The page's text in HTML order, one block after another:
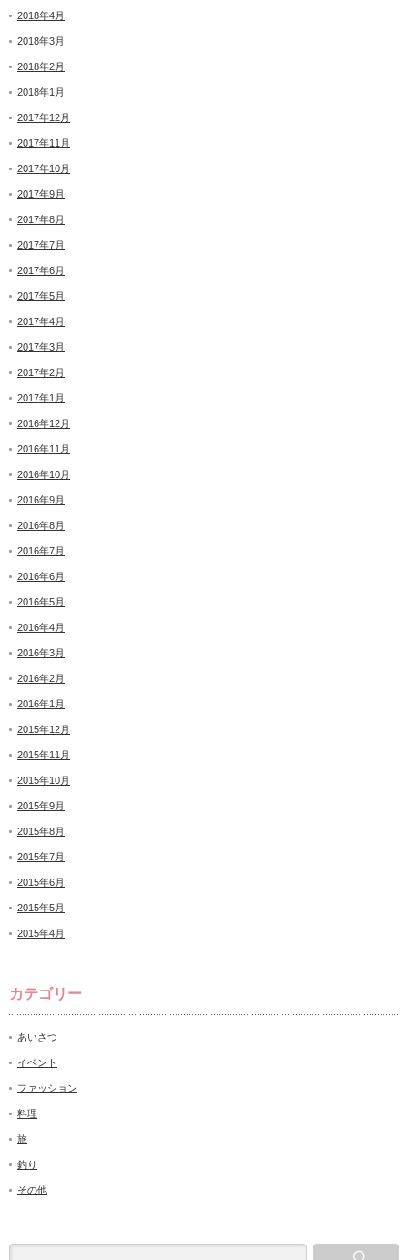
2018年4月
2018年3月
2018年2月
2018年1月
2017年12月
2017年11月
2017年10月
2017年9月
2017年8月
2017年7月
2017年6月
2017年5月
2017年4月
2017年3月
2017年2月
2017年1月
2016年12月
2016年11月
2016年10月
2016年9月
2016年8月
2016年7月
2016年6月
2016年5月
2016年4月
2016年3月
2016年2月
2016年1月
2015年12月
2015年11月
2015年10月
2015年9月
2015年8月
2015年7月
2015年6月
2015年5月
2015年4月
カテゴリー
あいさつ
イベント
ファッション
料理
旅
釣り
その他